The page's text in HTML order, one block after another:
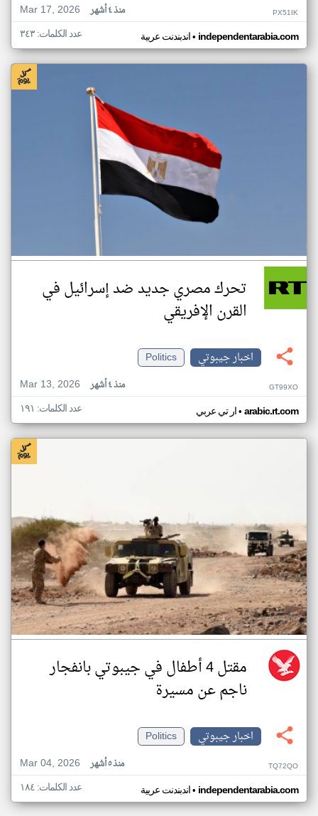
Mar 17, 2026
منذ ٤ أشهر PX51IK
اندبندنت عربية• independentarabia.com عدد الكلمات: ٣٤٣
تحرك مصري جديد ضد إسرائيل في
القرن الإفريقي
اخبار جيبوتي
Politics
Mar 13, 2026
منذ ٤ أشهر GT99XO
ار تي عربي• arabic.rt.com عدد الكلمات: ١٩١
مقتل 4 أطفال في جيبوتي بانفجار
ناجم عن مسيرة
اخبار جيبوتي
Politics
Mar 04, 2026
منذ ٥ أشهر TQ72QO
اندبندنت عربية• independentarabia.com عدد الكلمات: ١٨٤